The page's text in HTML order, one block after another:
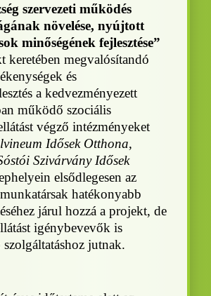
szervezeti működés
növelése, nyújtott
minőségének fejlesztése”
keretében megvalósítandó
és
a kedvezményezett
működő szociális
végző intézményeket
Idősek Otthona,
Szivárvány Idősek
elsődlegesen az
hatékonyabb
járul hozzá a projekt, de
igénybevevők is
jutnak.